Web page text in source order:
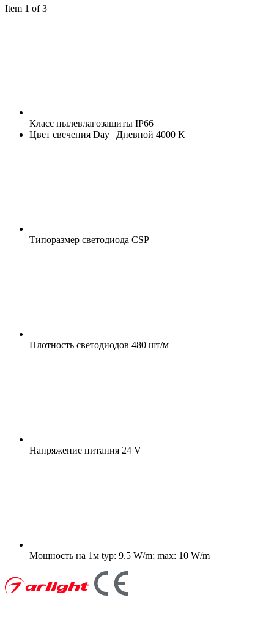
Item 1 of 3
Класс пылевлагозащиты IP66
Цвет свечения Day | Дневной 4000 K
Типоразмер светодиода CSP
Плотность светодиодов 480 шт/м
Напряжение питания 24 V
Мощность на 1м typ: 9.5 W/m; max: 10 W/m